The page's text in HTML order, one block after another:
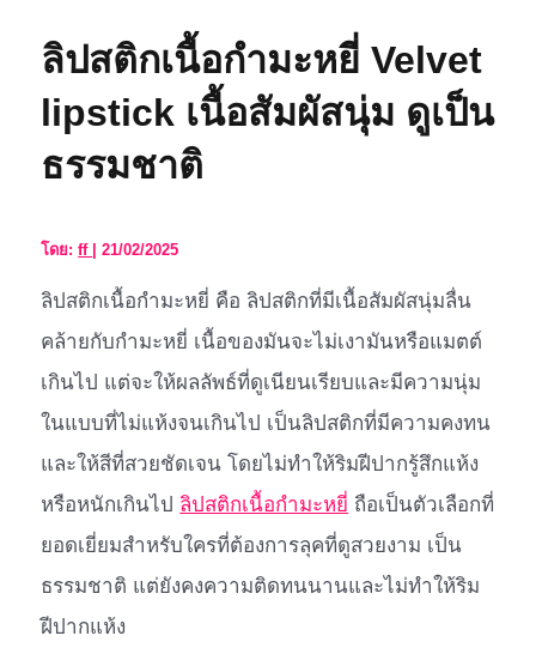
ลิปสติกเนื้อกำมะหยี่ Velvet
lipstick เนื้อสัมผัสนุ่ม ดูเป็น
ธรรมชาติ
โดย:ff |21/02/2025
ลิปสติกเนื้อกำมะหยี่ คือ ลิปสติกที่มีเนื้อสัมผัสนุ่มลื่น
คล้ายกับกำมะหยี่ เนื้อของมันจะไม่เงามันหรือแมตต์
เกินไป แต่จะให้ผลลัพธ์ที่ดูเนียนเรียบและมีความนุ่ม
ในแบบที่ไม่แห้งจนเกินไป เป็นลิปสติกที่มีความคงทน
และให้สีที่สวยชัดเจน โดยไม่ทำให้ริมฝีปากรู้สึกแห้ง
หรือหนักเกินไปลิปสติกเนื้อกำมะหยี่ ถือเป็นตัวเลือกที่
ยอดเยี่ยมสำหรับใครที่ต้องการลุคที่ดูสวยงาม เป็น
ธรรมชาติ แต่ยังคงความติดทนนานและไม่ทำให้ริม
ฝีปากแห้ง